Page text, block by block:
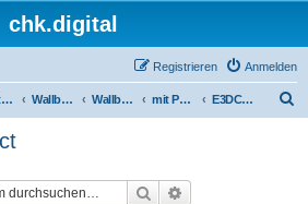
chk.digital
Anmelden
Registrieren
Geräte (Wallboxen, Stromquellen, Autos) Wallboxen & Funkschalter Wallboxen ohne Phasenlimitierung mit Phoenix EV Charge Control EM-CP-PP-ETH E3DC easy connect
Suche